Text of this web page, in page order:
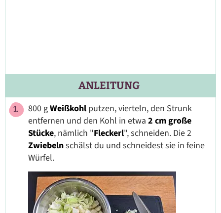
ANLEITUNG
800 gWeißkohl putzen, vierteln, den Strunk
entfernen und den Kohl in etwa 2 cm große
Stücke, nämlich "Fleckerl", schneiden. Die 2
Zwiebelnschälst du und schneidest sie in feine
Würfel.